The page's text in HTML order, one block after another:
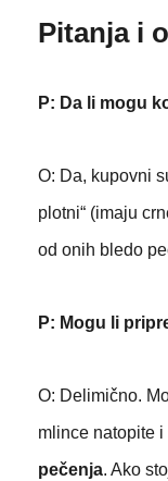
Pitanja i
P: Da li mogu
O: Da, kupovni
plotni“ (imaju
od onih bledo
P: Mogu li
O: Delimično.
mlince natopite
pečenja. Ako